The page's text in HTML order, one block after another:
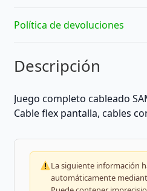
Política de devoluciones
Descripción
Juego completo cableado
Cable flex pantalla, cables
La siguiente información
automáticamente